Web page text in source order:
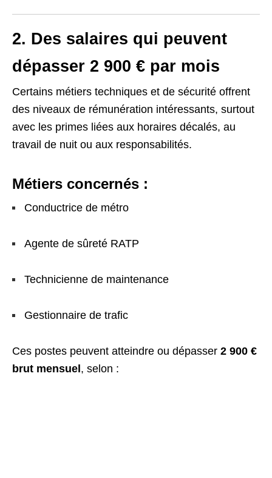
2. Des salaires qui peuvent
dépasser 2 900 € par mois
Certains métiers techniques et de sécurité offrent
des niveaux de rémunération intéressants, surtout
avec les primes liées aux horaires décalés, au
travail de nuit ou aux responsabilités.
Métiers concernés :
Conductrice de métro
Agente de sûreté RATP
Technicienne de maintenance
Gestionnaire de trafic
Ces postes peuvent atteindre ou dépasser 2 900 €
brut mensuel , selon :